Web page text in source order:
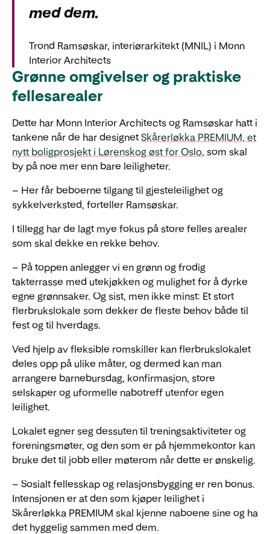
med dem.
Trond Ramsøskar, interiørarkitekt (MNIL) i Monn
Interior Architects
Grønne omgivelser og praktiske
fellesarealer
Dette har Monn Interior Architects og Ramsøskar hatt i
tankene når de har designet Skårerløkka PREMIUM, et
nytt boligprosjekt i Lørenskog øst for Oslo, som skal
by på noe mer enn bare leiligheter.
– Her får beboerne tilgang til gjesteleilighet og
sykkelverksted, forteller Ramsøskar.
I tillegg har de lagt mye fokus på store felles arealer
som skal dekke en rekke behov.
– På toppen anlegger vi en grønn og frodig
takterrasse med utekjøkken og mulighet for å dyrke
egne grønnsaker. Og sist, men ikke minst: Et stort
flerbrukslokale som dekker de fleste behov både til
fest og til hverdags.
Ved hjelp av fleksible romskiller kan flerbrukslokalet
deles opp på ulike måter, og dermed kan man
arrangere barnebursdag, konfirmasjon, store
selskaper og uformelle nabotreff utenfor egen
leilighet.
Lokalet egner seg dessuten til treningsaktiviteter og
foreningsmøter, og den som er på hjemmekontor kan
bruke det til jobb eller møterom når dette er ønskelig.
– Sosialt fellesskap og relasjonsbygging er ren bonus.
Intensjonen er at den som kjøper leilighet i
Skårerløkka PREMIUM skal kjenne naboene sine og ha
det hyggelig sammen med dem.